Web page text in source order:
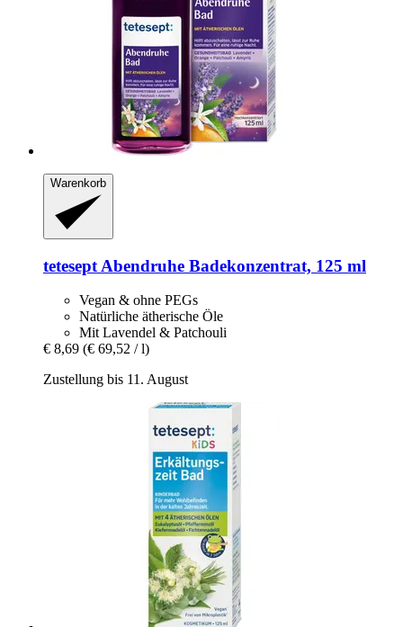
Warenkorb
tetesept Abendruhe Badekonzentrat, 125 ml
Vegan & ohne PEGs
Natürliche ätherische Öle
Mit Lavendel & Patchouli
€ 8,69 (€ 69,52 / l)
Zustellung bis 11. August